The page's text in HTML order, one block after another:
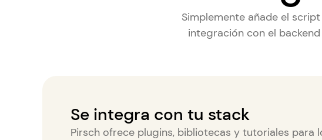
Simplemente añade el
integración con el
Se integra con tu stack
Pirsch ofrece plugins, bibliotecas y tutoriales para